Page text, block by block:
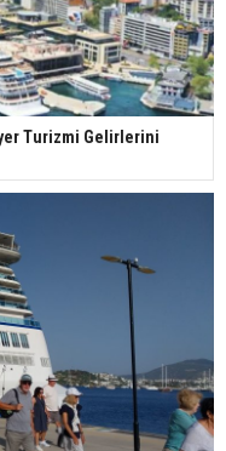
Turizmi Gelirlerini